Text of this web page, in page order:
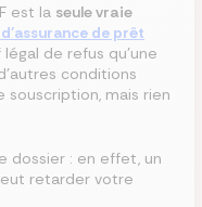
est la seule vraie
de prêt
de refus qu'une
conditions
mais rien
dossier : en effet, un
retarder votre